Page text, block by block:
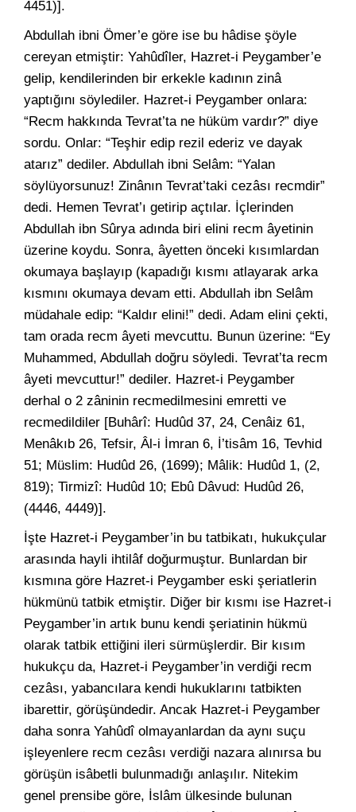
4451)].
Abdullah ibni Ömer’e göre ise bu hâdise şöyle
cereyan etmiştir: Yahûdîler, Hazret-i Peygamber’e
gelip, kendilerinden bir erkekle kadının zinâ
yaptığını söylediler. Hazret-i Peygamber onlara:
“Recm hakkında Tevrat’ta ne hüküm vardır?” diye
sordu. Onlar: “Teşhir edip rezil ederiz ve dayak
atarız” dediler. Abdullah ibni Selâm: “Yalan
söylüyorsunuz! Zinânın Tevrat’taki cezâsı recmdir”
dedi. Hemen Tevrat’ı getirip açtılar. İçlerinden
Abdullah ibn Sûrya adında biri elini recm âyetinin
üzerine koydu. Sonra, âyetten önceki kısımlardan
okumaya başlayıp (kapadığı kısmı atlayarak arka
kısmını okumaya devam etti. Abdullah ibn Selâm
müdahale edip: “Kaldır elini!” dedi. Adam elini çekti,
tam orada recm âyeti mevcuttu. Bunun üzerine: “Ey
Muhammed, Abdullah doğru söyledi. Tevrat’ta recm
âyeti mevcuttur!” dediler. Hazret-i Peygamber
derhal o 2 zâninin recmedilmesini emretti ve
recmedildiler [Buhârî: Hudûd 37, 24, Cenâiz 61,
Menâkıb 26, Tefsir, Âl-i İmran 6, İ’tisâm 16, Tevhid
51; Müslim: Hudûd 26, (1699); Mâlik: Hudûd 1, (2,
819); Tirmizî: Hudûd 10; Ebû Dâvud: Hudûd 26,
(4446, 4449)].
İşte Hazret-i Peygamber’in bu tatbikatı, hukukçular
arasında hayli ihtilâf doğurmuştur. Bunlardan bir
kısmına göre Hazret-i Peygamber eski şeriatlerin
hükmünü tatbik etmiştir. Diğer bir kısmı ise Hazret-i
Peygamber’in artık bunu kendi şeriatinin hükmü
olarak tatbik ettiğini ileri sürmüşlerdir. Bir kısım
hukukçu da, Hazret-i Peygamber’in verdiği recm
cezâsı, yabancılara kendi hukuklarını tatbikten
ibarettir, görüşündedir. Ancak Hazret-i Peygamber
daha sonra Yahûdî olmayanlardan da aynı suçu
işleyenlere recm cezâsı verdiği nazara alınırsa bu
görüşün isâbetli bulunmadığı anlaşılır. Nitekim
genel prensibe göre, İslâm ülkesinde bulunan